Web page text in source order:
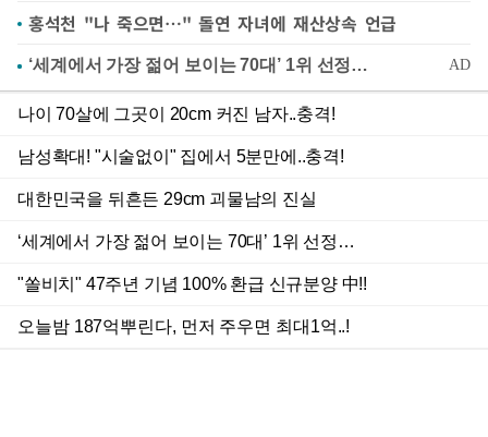
홍석천 "나 죽으면…" 돌연 자녀에 재산상속 언급